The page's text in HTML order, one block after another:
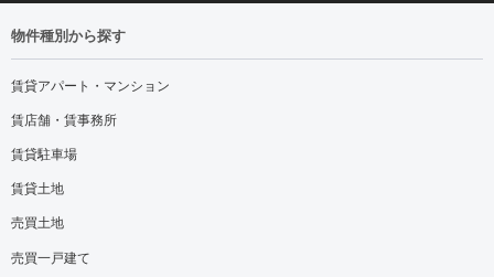
物件種別から探す
賃貸アパート・マンション
賃店舗・賃事務所
賃貸駐車場
賃貸土地
売買土地
売買一戸建て